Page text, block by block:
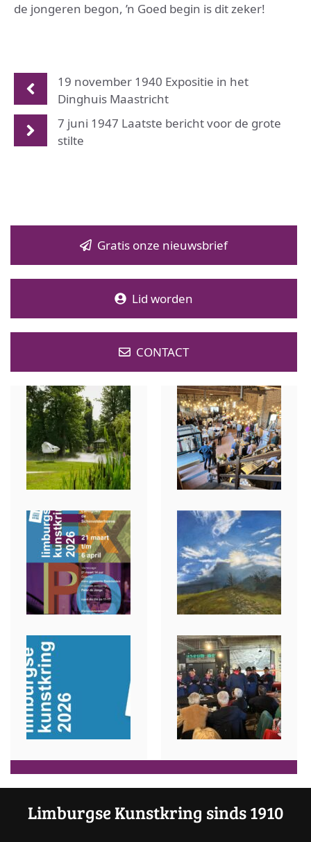
de jongeren begon, ’n Goed begin is dit zeker!
19 november 1940 Expositie in het
Dinghuis Maastricht
7 juni 1947 Laatste bericht voor de grote
stilte
Gratis onze nieuwsbrief
Lid worden
CONTACT
Limburgse Kunstkring sinds 1910